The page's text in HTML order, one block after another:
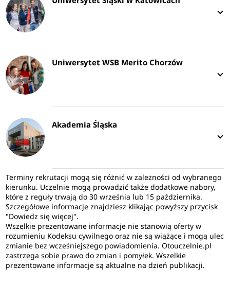
Uniwersytet WSB Merito Chorzów
Akademia Śląska
Terminy rekrutacji mogą się różnić w zależności od wybranego
kierunku. Uczelnie mogą prowadzić także dodatkowe nabory,
które z reguły trwają do 30 września lub 15 października.
Szczegółowe informacje znajdziesz klikając powyższy przycisk
"Dowiedz się więcej".
Wszelkie prezentowane informacje nie stanowią oferty w
rozumieniu Kodeksu cywilnego oraz nie są wiążące i mogą ulec
zmianie bez wcześniejszego powiadomienia. Otouczelnie.pl
zastrzega sobie prawo do zmian i pomyłek. Wszelkie
prezentowane informacje są aktualne na dzień publikacji.